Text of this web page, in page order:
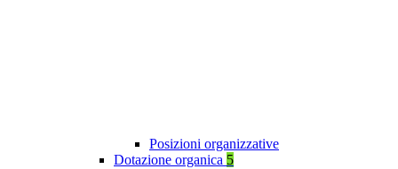
Posizioni organizzative
Dotazione organica 5